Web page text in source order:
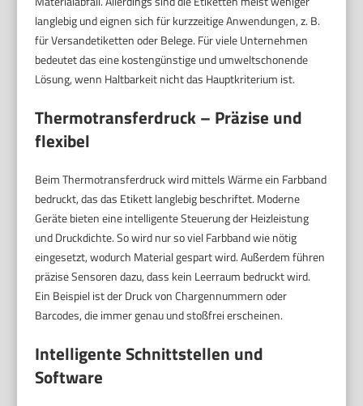
langlebig und eignen sich für kurzzeitige Anwendungen, z. B.
für Versandetiketten oder Belege. Für viele Unternehmen
bedeutet das eine kostengünstige und umweltschonende
Lösung, wenn Haltbarkeit nicht das Hauptkriterium ist.
Thermotransferdruck – Präzise und
flexibel
Beim Thermotransferdruck wird mittels Wärme ein Farbband
bedruckt, das das Etikett langlebig beschriftet. Moderne
Geräte bieten eine intelligente Steuerung der Heizleistung
und Druckdichte. So wird nur so viel Farbband wie nötig
eingesetzt, wodurch Material gespart wird. Außerdem führen
präzise Sensoren dazu, dass kein Leerraum bedruckt wird.
Ein Beispiel ist der Druck von Chargennummern oder
Barcodes, die immer genau und stoßfrei erscheinen.
Intelligente Schnittstellen und
Software